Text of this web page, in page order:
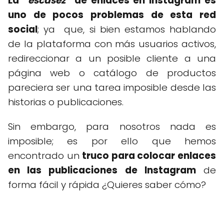
uno de pocos problemas de esta red
social; ya que, si bien estamos hablando
de la plataforma con más usuarios activos,
redireccionar a un posible cliente a una
página web o catálogo de productos
pareciera ser una tarea imposible desde las
historias o publicaciones.
Sin embargo, para nosotros nada es
imposible; es por ello que hemos
encontrado un truco para colocar enlaces
en las publicaciones de Instagramde
forma fácil y rápida ¿Quieres saber cómo?